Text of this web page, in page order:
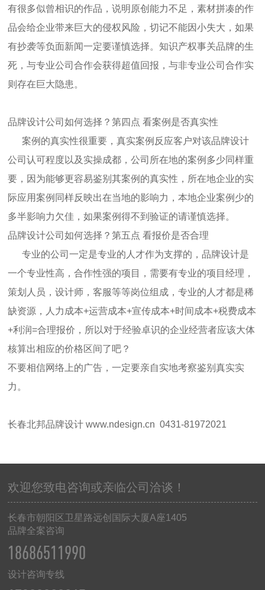
有很多似曾相识的作品，说明原创能力不足，素材拼凑的作
品会给企业带来巨大的侵权风险，切记不能因小失大，如果
有抄袭等负面新闻一定要谨慎选择。知识产权事关品牌的生
死，与专业公司合作会获得超值回报，与非专业公司合作实
则存在巨大隐患。
品牌设计公司如何选择？第四点 看案例是否真实性
案例的真实性很重要，真实案例反应客户对该品牌设计
公司认可程度以及实操成都，公司所在地的案例多少同样重
要，因为能够更容易鉴别其案例的真实性，所在地企业的实
际应用案例同样反映出在当地的影响力，本地企业案例少的
多半影响力欠佳，如果案例得不到验证的请谨慎选择。
品牌设计公司如何选择？第五点 看报价是否合理
专业的公司一定是专业的人才作为支撑的，品牌设计是
一个专业性高，合作性强的项目，需要有专业的项目经理，
策划人员，设计师，客服等等岗位组成，专业的人才都是稀
缺资源，人力成本+运营成本+宣传成本+时间成本+税费成本
+利润=合理报价，所以对于经验卓识的企业经营者应该大体
核算出相应的价格区间了吧？
不要相信网络上的广告，一定要亲自实地考察鉴别真实实
力。
长春北邦品牌设计 www.ndesign.cn 0431-81972021
欢迎您致电咨询或亲临公司洽谈！
长春市朝阳区卫星路远创国际大厦A座1405
品牌全案咨询
18686511990
设计咨询专线